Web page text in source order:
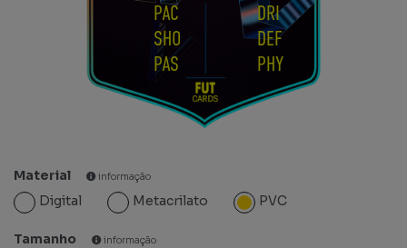
Material informação
Digital Metacrilato PVC
Tamanho informação
PAC
SHO
PAS
DRI
DEF
PHY